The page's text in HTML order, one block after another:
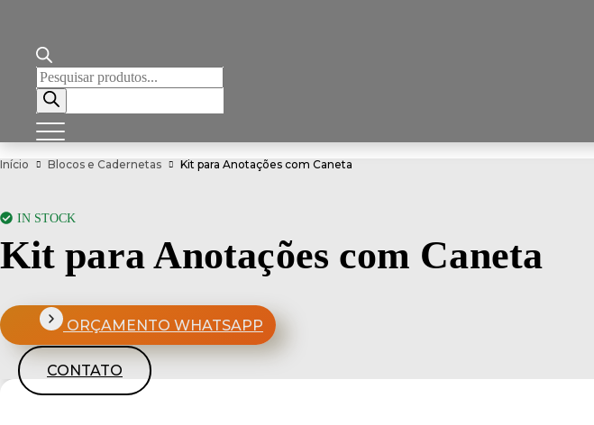
Pesquisar
produtos
Início Blocos e Cadernetas Kit para Anotações com Caneta
IN STOCK
Kit para Anotações com Caneta
ORÇAMENTO WHATSAPP
CONTATO